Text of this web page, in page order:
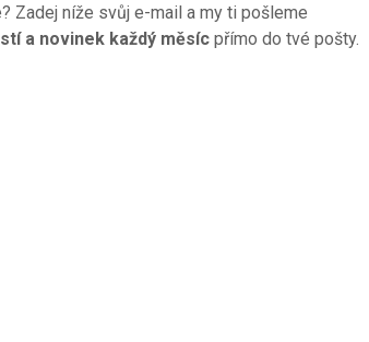
Zadej níže svůj e-mail a my ti pošleme
a novinek každý měsícpřímo do tvé pošty.